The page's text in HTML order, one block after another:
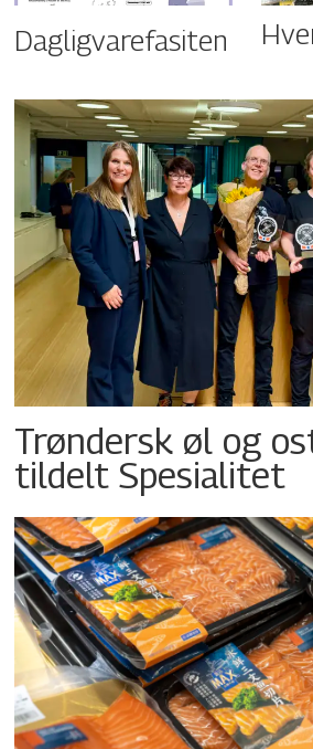
Dagligvarefasiten
Trøndersk øl og
tildelt Spesialitet